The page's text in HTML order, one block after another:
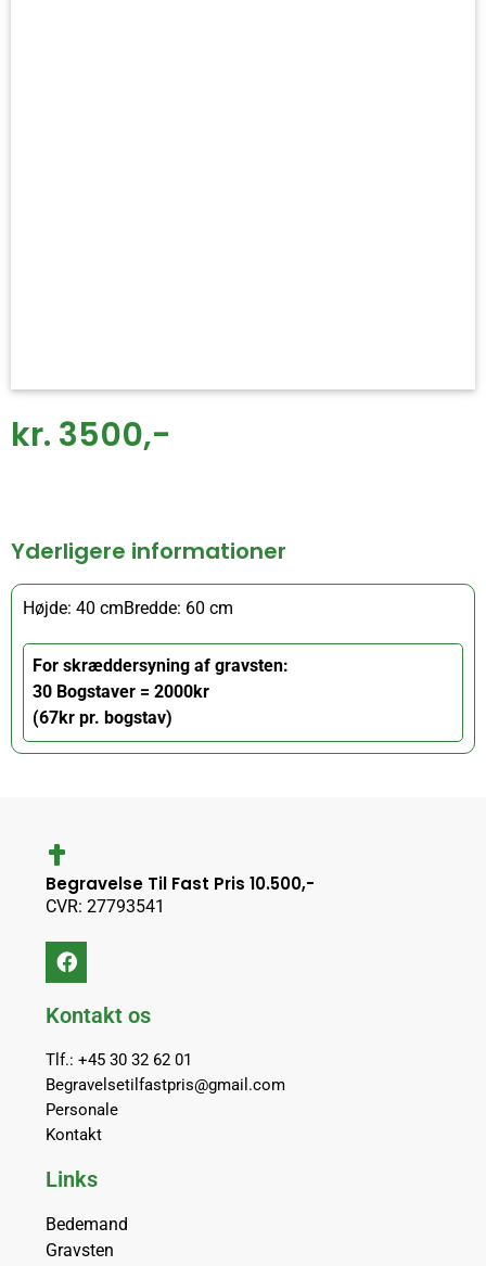
kr. 3500,-
Yderligere informationer
Højde: 40 cmBredde: 60 cm
For skræddersyning af gravsten:
30 Bogstaver = 2000kr
(67kr pr. bogstav)
Begravelse Til Fast Pris 10.500,-
CVR: 27793541
Kontakt os
Tlf.: +45 30 32 62 01
Begravelsetilfastpris@gmail.com
Personale
Kontakt
Links
Bedemand
Gravsten